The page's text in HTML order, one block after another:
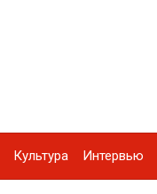
Культура Интервью